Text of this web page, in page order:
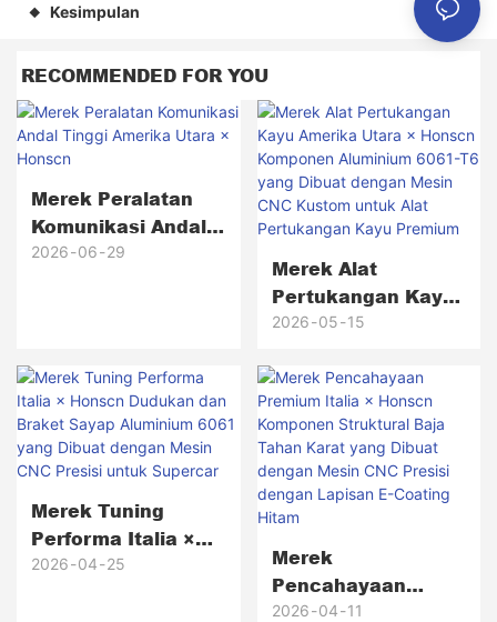
◆ Kesimpulan
RECOMMENDED FOR YOU
Merek Peralatan
Komunikasi Andal
Tinggi Amerika
2026 06 29
Merek Alat
Pertukangan Kayu
Amerika Utara ×
Aluminium 6061-T6
Yang Dibuat
Dengan Mesin CNC
Kustom Untuk Alat
Pertukangan Kayu
Premium
2026 05 15
Merek Tuning
Performa Italia ×
Honscn Dudukan
2026 04 25
Merek
Pencahayaan
Premium Italia ×
2026 04 11